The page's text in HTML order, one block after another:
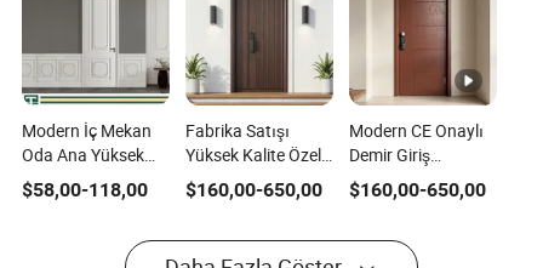
Modern İç Mekan
Oda Ana Yüksek
Kalite Otel
Alüminyum Ahşap
PVC Ses Geçirmez
$58,00-118,00
Fabrika Satışı
Yüksek Kalite Özel
Çeşitli Stil Modern
Giriş Güvenlik Metal
$160,00-650,00
Modern CE Onaylı
Demir Giriş
Güvenlik Kayar
Hırsızlık Önleyici
Alüminyum Uygun
$160,00-650,00